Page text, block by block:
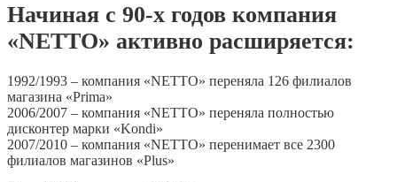
Начиная с 90-х годов компания
«NETTO» активно расширяется:
1992/1993 – компания «NETTO» переняла 126 филиалов
магазина «Prima»
2006/2007 – компания «NETTO» переняла полностью
дисконтер марки «Kondi»
2007/2010 – компания «NETTO» перенимает все 2300
филиалов магазинов «Plus»